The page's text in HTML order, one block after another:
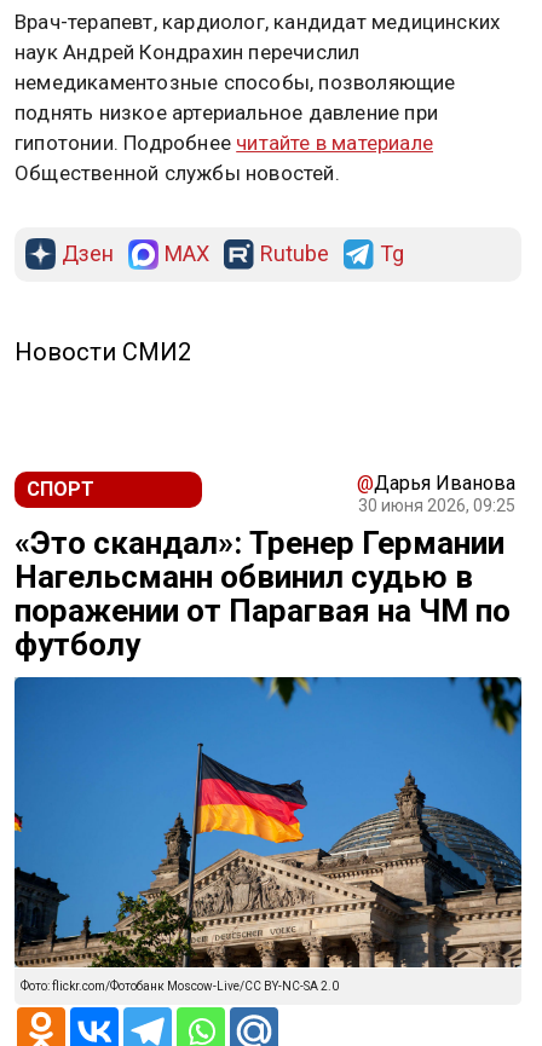
Врач-терапевт, кардиолог, кандидат медицинских
наук Андрей Кондрахин перечислил
немедикаментозные способы, позволяющие
поднять низкое артериальное давление при
гипотонии. Подробнее читайте в материале
Общественной службы новостей.
Дзен MAX Rutube Tg
Новости СМИ2
СПОРТ @Дарья Иванова
30 июня 2026, 09:25
«Это скандал»: Тренер Германии
Нагельсманн обвинил судью в
поражении от Парагвая на ЧМ по
футболу
Фото: flickr.com/Фотобанк Moscow-Live/CC BY-NC-SA 2.0